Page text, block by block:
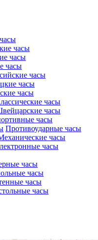
часы
часы
часы
часы
часы
часы
часы
часы
часы
Противоударные часы
часы
часы
часы
часы
часы
часы